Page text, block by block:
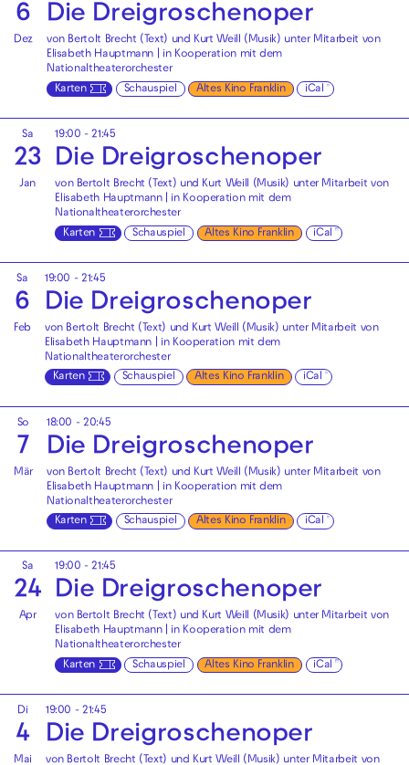
6
Dez
Die Drei­groschen­oper
von Bertolt Brecht (Text) und Kurt Weill (Musik) unter Mitarbeit von
Elisabeth Hauptmann | in Kooperation mit dem
Nationaltheaterorchester
Karten
Schauspiel Altes Kino Franklin iCal
Sa
23
Jan
19:00 - 21:45
Die Drei­groschen­oper
von Bertolt Brecht (Text) und Kurt Weill (Musik) unter Mitarbeit von
Elisabeth Hauptmann | in Kooperation mit dem
Nationaltheaterorchester
Karten
Schauspiel Altes Kino Franklin iCal
Sa
6
Feb
19:00 - 21:45
Die Drei­groschen­oper
von Bertolt Brecht (Text) und Kurt Weill (Musik) unter Mitarbeit von
Elisabeth Hauptmann | in Kooperation mit dem
Nationaltheaterorchester
Karten
Schauspiel Altes Kino Franklin iCal
So
7
Mär
18:00 - 20:45
Die Drei­groschen­oper
von Bertolt Brecht (Text) und Kurt Weill (Musik) unter Mitarbeit von
Elisabeth Hauptmann | in Kooperation mit dem
Nationaltheaterorchester
Karten
Schauspiel Altes Kino Franklin iCal
Sa
24
Apr
19:00 - 21:45
Die Drei­groschen­oper
von Bertolt Brecht (Text) und Kurt Weill (Musik) unter Mitarbeit von
Elisabeth Hauptmann | in Kooperation mit dem
Nationaltheaterorchester
Karten
Schauspiel Altes Kino Franklin iCal
Di
4
Mai
19:00 - 21:45
Die Drei­groschen­oper
von Bertolt Brecht (Text) und Kurt Weill (Musik) unter Mitarbeit von